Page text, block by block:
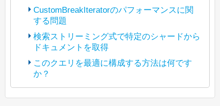
https://lists.apache.org/thread/p3t5jbhwz
y7xgyv1rlyzcqyl5d4295b5
into Japanese and reposted it under
Apache License 2.0. The copyright of
posted content is held by the original
poster.)
こんにちは、
現在、Java 8 から Java 11 への移行を進
(The bot translated the original post
https://lists.apache.org/thread/tfpn1tlgosx
67n5omzpkmrdzvsbr02bd
into Japanese and reposted it under
Apache License 2.0. The copyright of
posted content is held by the original
poster.)
CustomBreakIteratorのパフォーマンスに関
する問題
(The bot translated the original post
https://lists.apache.org/thread/4kryrpfp9b
dl3dbyb77vnmlfdlcg0dcd
Apache License 2.0. The copyright of
検索ストリーミング式で特定のシャードから
ドキュメントを取得
(The bot translated the original post
9c2kg97xh244ppj1v5jgc2
このクエリを最適に構成する方法は何です
か？
以下のディスカッションを参照してくだ